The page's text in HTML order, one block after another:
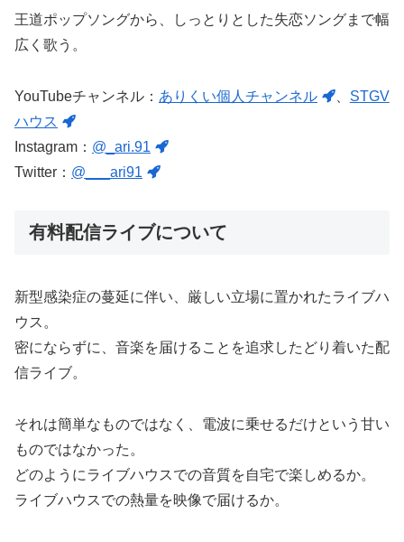
王道ポップソングから、しっとりとした失恋ソングまで幅
広く歌う。
YouTubeチャンネル： ありくい個人チャンネル 、 STGV
ハウス
Instagram： @_ari.91
Twitter： @___ari91
有料配信ライブについて
新型感染症の蔓延に伴い、厳しい立場に置かれたライブハ
ウス。
密にならずに、音楽を届けることを追求したどり着いた配
信ライブ。
それは簡単なものではなく、電波に乗せるだけという甘い
ものではなかった。
どのようにライブハウスでの音質を自宅で楽しめるか。
ライブハウスでの熱量を映像で届けるか。